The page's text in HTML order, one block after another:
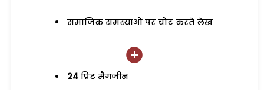
समाजिक समस्याओं पर चोट करते लेख
24 प्रिंट मैगजीन